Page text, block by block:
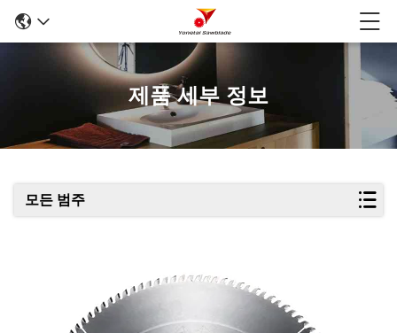
제품 세부 정보
모든 범주